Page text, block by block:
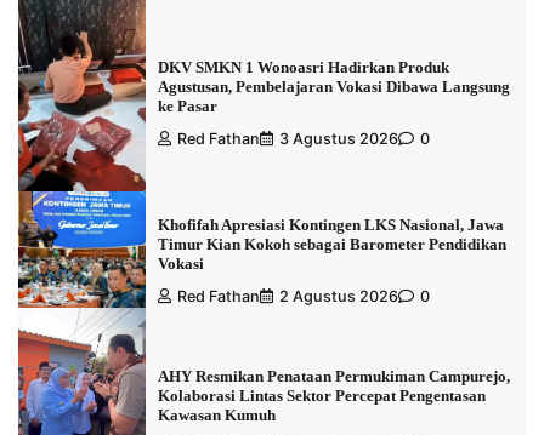
DKV SMKN 1 Wonoasri Hadirkan Produk
Agustusan, Pembelajaran Vokasi Dibawa Langsung
ke Pasar
Red Fathan
3 Agustus 2026 0
Khofifah Apresiasi Kontingen LKS Nasional, Jawa
Timur Kian Kokoh sebagai Barometer Pendidikan
Vokasi
Red Fathan
2 Agustus 2026 0
AHY Resmikan Penataan Permukiman Campurejo,
Kolaborasi Lintas Sektor Percepat Pengentasan
Kawasan Kumuh